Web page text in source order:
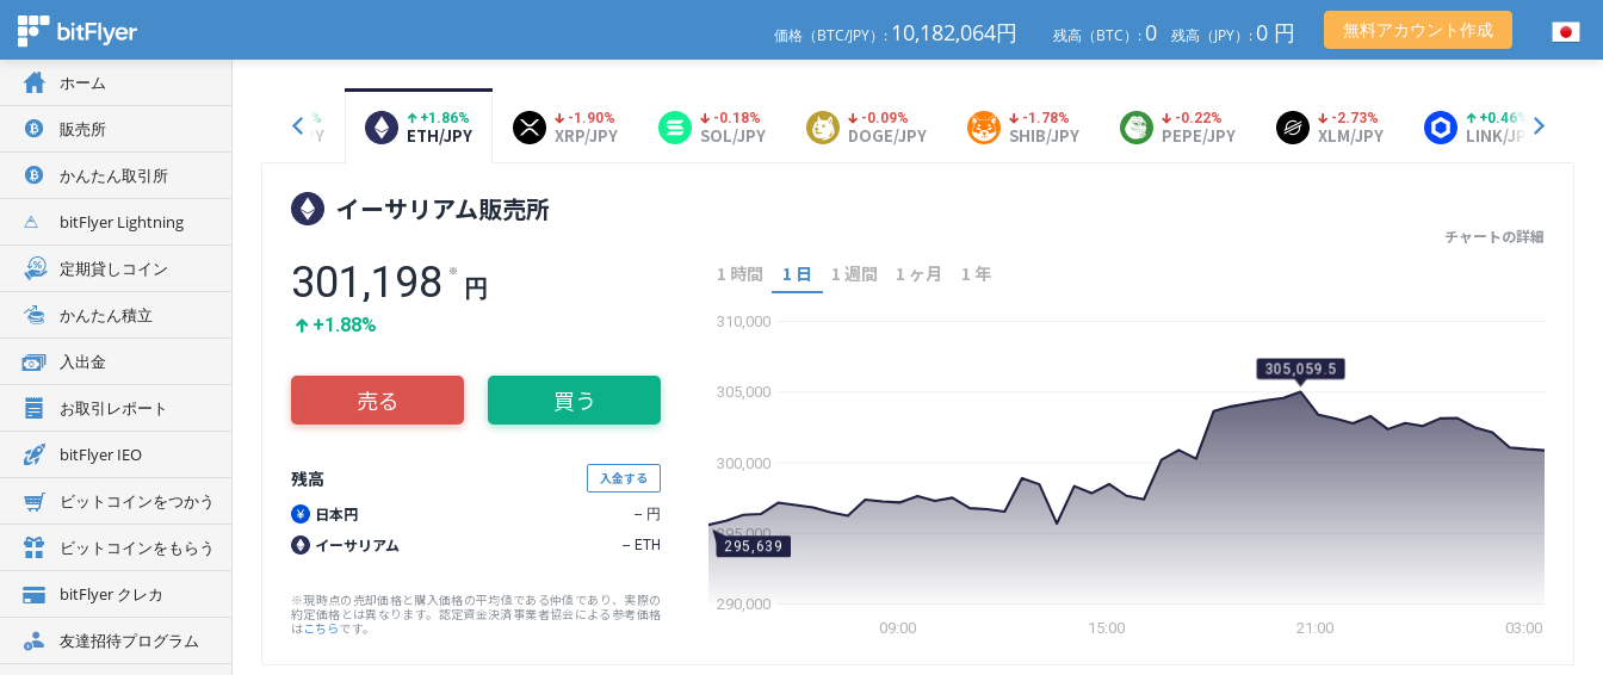
価格（BTC/JPY）: 10,182,064円 残高（BTC）: 0 残高（JPY）: 0 円 無料アカウント作成
ホーム
販売所
かんたん取引所
bitFlyer Lightning
定期貸しコイン
かんたん積立
入出金
お取引レポート
bitFlyer IEO
ビットコインをつかう
ビットコインをもらう
bitFlyer クレカ
友達招待プログラム
+0.82%
BTC/JPY
+1.86%
ETH/JPY
-1.90%
XRP/JPY
-0.18%
SOL/JPY
-0.09%
DOGE/JPY
-1.78%
SHIB/JPY
-0.22%
PEPE/JPY
-2.73%
XLM/JPY
+0.46%
LINK/JPY
イーサリアム販売所
301,198 ※
円
+1.88%
売る 買う
残高 入金する
日本円 -- 円
イーサリアム -- ETH
※現時点の売却価格と購入価格の平均値である仲値であり、実際の
約定価格とは異なります。認定資金決済事業者協会による参考価格
はこちらです。
1 時間 1 日 1 週間 1 ヶ月 1 年
295,639
305,059.5
09:00 15:00 21:00 03:00
290,000
295,000
300,000
305,000
310,000
チャートの詳細